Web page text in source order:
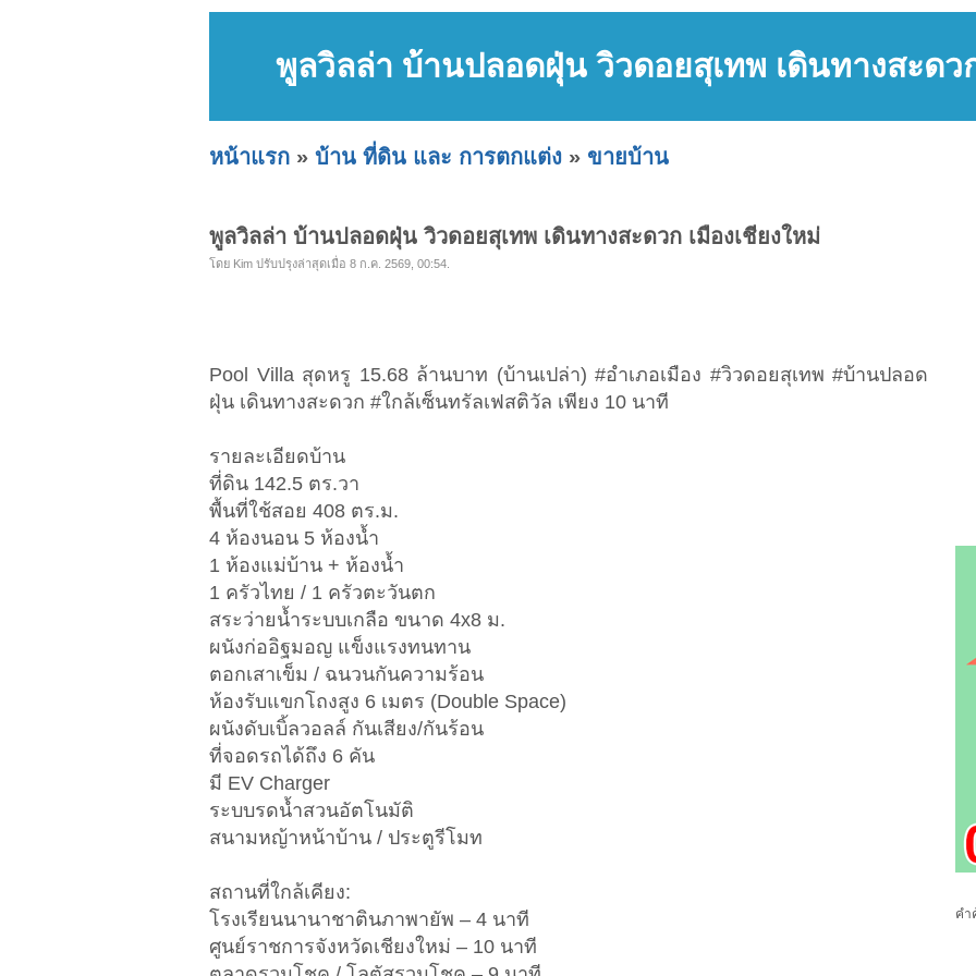
พูลวิลล่า บ้านปลอดฝุ่น วิวดอยสุเทพ เดินทางสะดว
หน้าแรก » บ้าน ที่ดิน และ การตกแต่ง » ขายบ้าน
พูลวิลล่า บ้านปลอดฝุ่น วิวดอยสุเทพ เดินทางสะดวก เมืองเชียงใหม่
โดย Kim ปรับปรุงล่าสุดเมื่อ 8 ก.ค. 2569, 00:54.
Pool Villa สุดหรู 15.68 ล้านบาท (บ้านเปล่า) #อำเภอเมือง #วิวดอยสุเทพ #บ้านปลอด
ฝุ่น เดินทางสะดวก #ใกล้เซ็นทรัลเฟสติวัล เพียง 10 นาที
รายละเอียดบ้าน
ที่ดิน 142.5 ตร.วา
พื้นที่ใช้สอย 408 ตร.ม.
4 ห้องนอน 5 ห้องน้ำ
1 ห้องแม่บ้าน + ห้องน้ำ
1 ครัวไทย / 1 ครัวตะวันตก
สระว่ายน้ำระบบเกลือ ขนาด 4x8 ม.
ผนังก่ออิฐมอญ แข็งแรงทนทาน
ตอกเสาเข็ม / ฉนวนกันความร้อน
ห้องรับแขกโถงสูง 6 เมตร (Double Space)
ผนังดับเบิ้ลวอลล์ กันเสียง/กันร้อน
ที่จอดรถได้ถึง 6 คัน
มี EV Charger
ระบบรดน้ำสวนอัตโนมัติ
สนามหญ้าหน้าบ้าน / ประตูรีโมท
สถานที่ใกล้เคียง:
โรงเรียนนานาชาตินภาพายัพ – 4 นาที
ศูนย์ราชการจังหวัดเชียงใหม่ – 10 นาที
คำ